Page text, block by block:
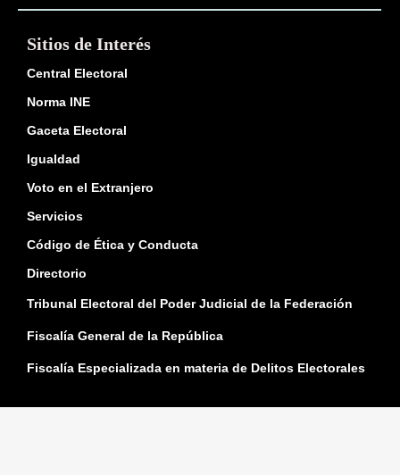
Sitios de Interés
Central Electoral
Norma INE
Gaceta Electoral
Igualdad
Voto en el Extranjero
Servicios
Código de Ética y Conducta
Directorio
Tribunal Electoral del Poder Judicial de la Federación
Fiscalía General de la República
Fiscalía Especializada en materia de Delitos Electorales